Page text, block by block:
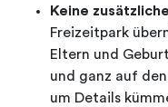
Keine
Freizeitpark
Eltern und
und ganz auf
um Details